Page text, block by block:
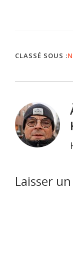
processus de
CLASSÉ SOUS :
Laisser